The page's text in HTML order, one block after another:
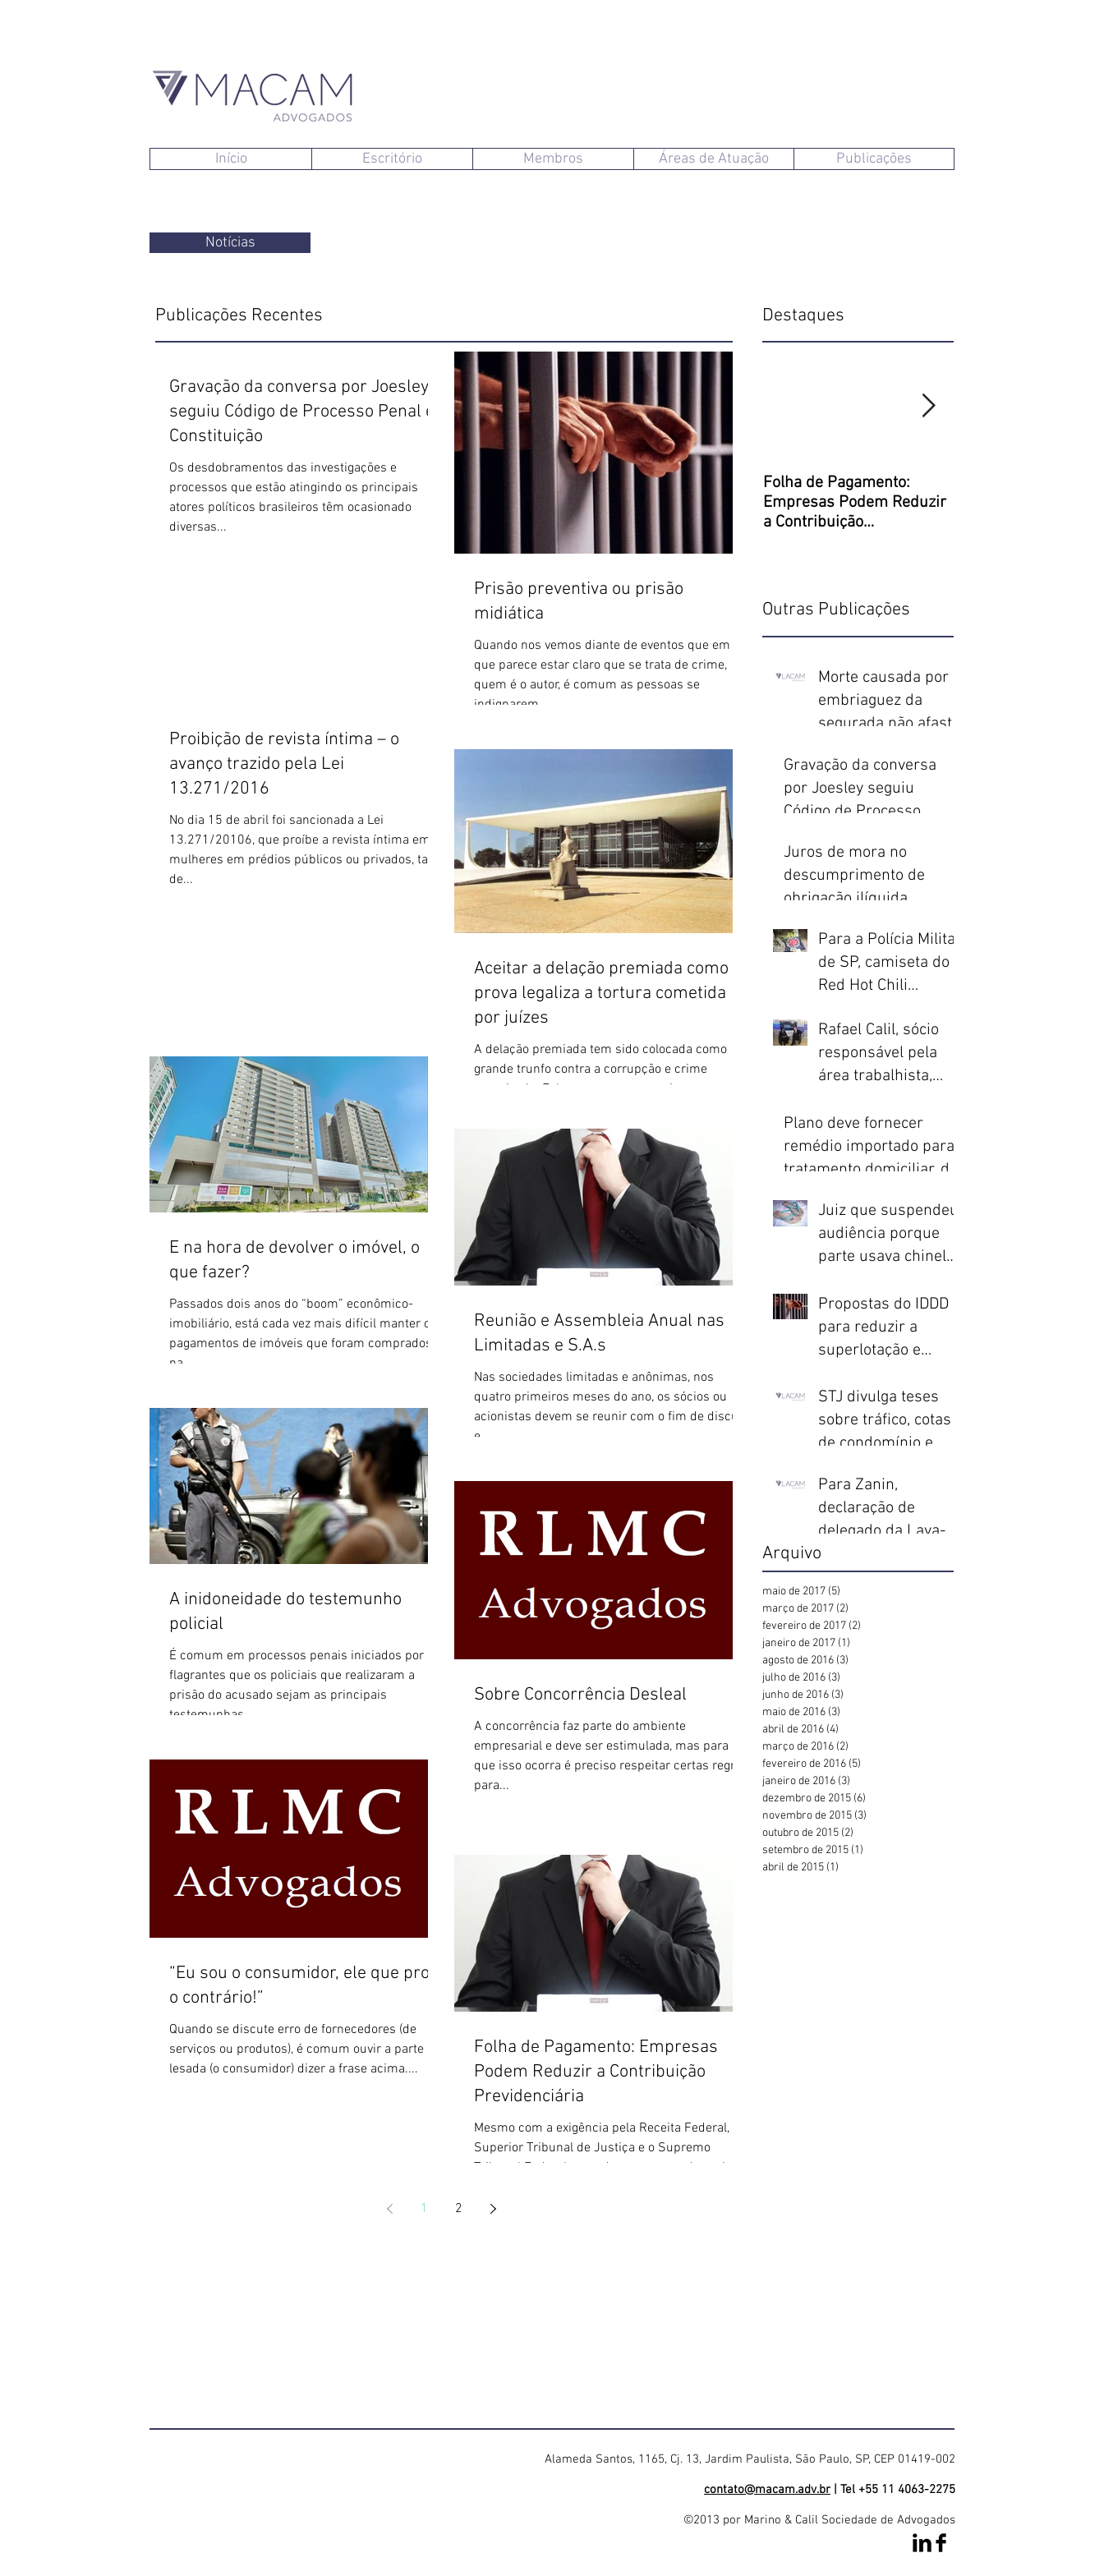
Início Escritório Membros Áreas de Atuação Publicações
Notícias
Publicações Recentes Destaques
Folha de Pagamento:
Empresas Podem Reduzir
a Contribuição
Outras Publicações
Morte causada por
embriaguez da
segurada não afasta
seguro de vida
Gravação da conversa
por Joesley seguiu
Código de Processo
Juros de mora no
descumprimento de
obrigação ilíquida
da citaçãoPara a Polícia Militar
de SP, camiseta do
Red Hot Chili
crime
Rafael Calil, sócio
responsável pela
área trabalhista,
sobre Reforma
Trabalhista
Plano deve fornecer
remédio importado para
tratamento domiciliar, diz
Juiz que suspendeu
audiência porque
parte usava chinelo
Propostas do IDDD
para reduzir a
superlotação e
penitenciário são
apresentadas no
STJ divulga teses
sobre tráfico, cotas
de condomínio e
Para Zanin,
declaração de
delegado da Lava-
Jato sobre “timing”
para prender Lula é
coerção moral
Arquivo
maio de 2017 (5)
março de 2017 (2)
fevereiro de 2017 (2)
janeiro de 2017 (1)
agosto de 2016 (3)
julho de 2016 (3)
junho de 2016 (3)
maio de 2016 (3)
abril de 2016 (4)
março de 2016 (2)
fevereiro de 2016 (5)
janeiro de 2016 (3)
dezembro de 2015 (6)
novembro de 2015 (3)
outubro de 2015 (2)
setembro de 2015 (1)
abril de 2015 (1)
Gravação da conversa por Joesley
seguiu Código de Processo Penal e
Constituição
Os desdobramentos das investigações e
processos que estão atingindo os principais
atores políticos brasileiros têm ocasionado
diversas...
Prisão preventiva ou prisão
midiática
Quando nos vemos diante de eventos que em
que parece estar claro que se trata de crime,
quem é o autor, é comum as pessoas se
indignarem...
Proibição de revista íntima – o
avanço trazido pela Lei
13.271/2016
No dia 15 de abril foi sancionada a Lei
13.271/20106, que proíbe a revista íntima em
mulheres em prédios públicos ou privados, tanto
de...
Aceitar a delação premiada como
prova legaliza a tortura cometida
por juízes
A delação premiada tem sido colocada como
grande trunfo contra a corrupção e crime
organizado. Fala-se que sem esse instrumento...
E na hora de devolver o imóvel, o
que fazer?
Passados dois anos do “boom” econômico-
imobiliário, está cada vez mais difícil manter os
pagamentos de imóveis que foram comprados
na...
Reunião e Assembleia Anual nas
Limitadas e S.A.s
Nas sociedades limitadas e anônimas, nos
quatro primeiros meses do ano, os sócios ou
acionistas devem se reunir com o fim de discutir
e...
A inidoneidade do testemunho
policial
É comum em processos penais iniciados por
flagrantes que os policiais que realizaram a
prisão do acusado sejam as principais
testemunhas...
Sobre Concorrência Desleal
A concorrência faz parte do ambiente
empresarial e deve ser estimulada, mas para
que isso ocorra é preciso respeitar certas regras
para...
“Eu sou o consumidor, ele que prove
o contrário!”
Quando se discute erro de fornecedores (de
serviços ou produtos), é comum ouvir a parte
lesada (o consumidor) dizer a frase acima....
Folha de Pagamento: Empresas
Podem Reduzir a Contribuição
Previdenciária
Mesmo com a exigência pela Receita Federal, o
Superior Tribunal de Justiça e o Supremo
Tribunal Federal entendem que se pode excluir
1
2
Alameda Santos, 1165, Cj. 13, Jardim Paulista, São Paulo, SP, CEP 01419-002
contato@macam.adv.br | Tel +55 11 4063-2275
©2013 por Marino & Calil Sociedade de Advogados